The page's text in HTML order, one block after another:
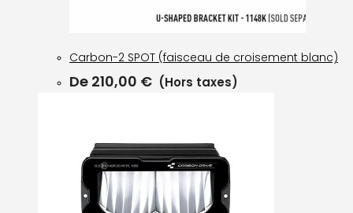
Carbon-2 SPOT (faisceau de croisement blanc)
De 210,00 € (Hors taxes)